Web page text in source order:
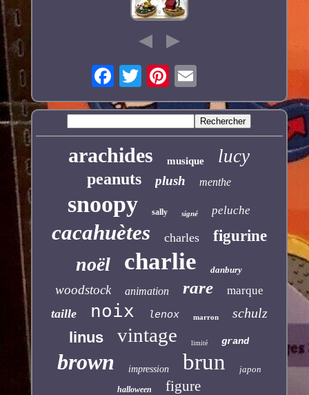
arachides musique lucy
peanuts plush menthe
snoopy sally signé peluche
cacahuètes charles figurine
noël charlie danbury
woodstock animation rare marque
taille noix lenox marron schulz
linus vintage limité grand
brown impression brun japon
halloween figure